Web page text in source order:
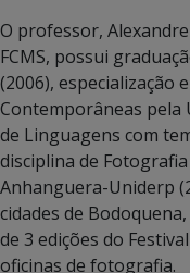
O professor,
FCMS, possui
(2006), especialização
Contemporâneas pela
de Linguagens com
disciplina de
Anhanguera-Uniderp
cidades de
de 3 edições do
oficinas de fotografia.